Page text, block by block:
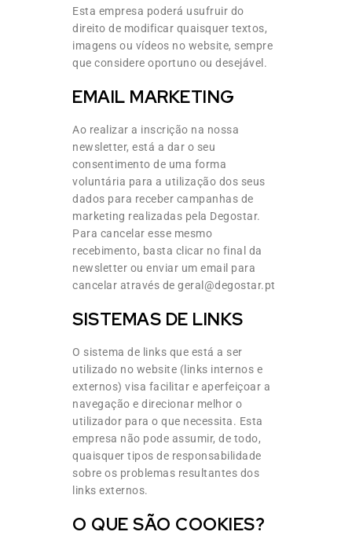
Esta empresa poderá usufruir do
direito de modificar quaisquer textos,
imagens ou vídeos no website, sempre
que considere oportuno ou desejável.
EMAIL MARKETING
Ao realizar a inscrição na nossa
newsletter, está a dar o seu
consentimento de uma forma
voluntária para a utilização dos seus
dados para receber campanhas de
marketing realizadas pela Degostar.
Para cancelar esse mesmo
recebimento, basta clicar no final da
newsletter ou enviar um email para
cancelar através de geral@degostar.pt
SISTEMAS DE LINKS
O sistema de links que está a ser
utilizado no website (links internos e
externos) visa facilitar e aperfeiçoar a
navegação e direcionar melhor o
utilizador para o que necessita. Esta
empresa não pode assumir, de todo,
quaisquer tipos de responsabilidade
sobre os problemas resultantes dos
links externos.
O QUE SÃO COOKIES?